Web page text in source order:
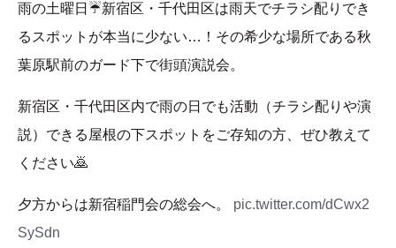
雨の土曜日☔️新宿区・千代田区は雨天でチラシ配りでき
るスポットが本当に少ない…！その希少な場所である秋
葉原駅前のガード下で街頭演説会。
新宿区・千代田区内で雨の日でも活動（チラシ配りや演
説）できる屋根の下スポットをご存知の方、ぜひ教えて
ください🙇
夕方からは新宿稲門会の総会へ。 pic.twitter.com/dCwx2
SySdn